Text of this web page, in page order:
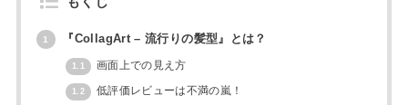
1 『CollagArt – 流行りの髪型』とは？
1.1 画面上での見え方
1.2 低評価レビューは不満の嵐！